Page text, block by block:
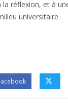
réflexion, et à
universitaire.